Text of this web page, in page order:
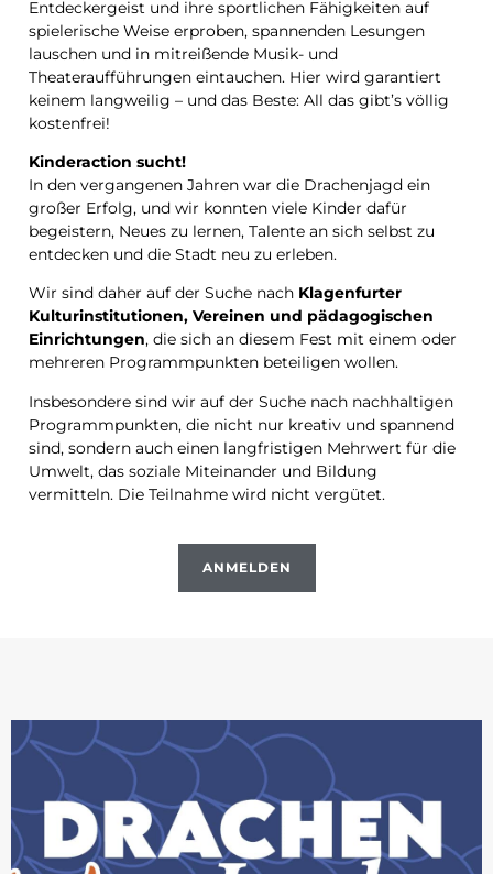
Entdeckergeist und ihre sportlichen Fähigkeiten auf
spielerische Weise erproben, spannenden Lesungen
lauschen und in mitreißende Musik- und
Theateraufführungen eintauchen. Hier wird garantiert
keinem langweilig – und das Beste: All das gibt’s völlig
kostenfrei!
Kinderaction sucht!
In den vergangenen Jahren war die Drachenjagd ein
großer Erfolg, und wir konnten viele Kinder dafür
begeistern, Neues zu lernen, Talente an sich selbst zu
entdecken und die Stadt neu zu erleben.
Wir sind daher auf der Suche nach Klagenfurter
Kulturinstitutionen, Vereinen und pädagogischen
Einrichtungen, die sich an diesem Fest mit einem oder
mehreren Programmpunkten beteiligen wollen.
Insbesondere sind wir auf der Suche nach nachhaltigen
Programmpunkten, die nicht nur kreativ und spannend
sind, sondern auch einen langfristigen Mehrwert für die
Umwelt, das soziale Miteinander und Bildung
vermitteln. Die Teilnahme wird nicht vergütet.
ANMELDEN